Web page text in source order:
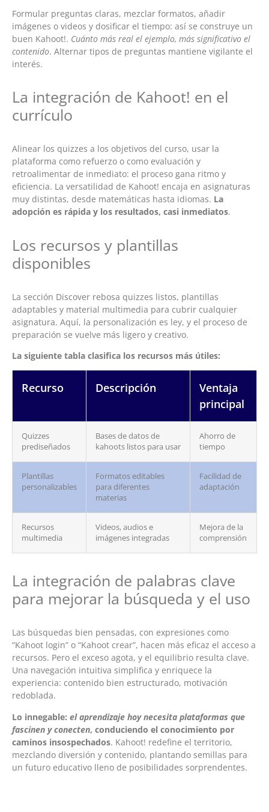
Formular preguntas claras, mezclar formatos, añadir
imágenes o videos y dosificar el tiempo: así se construye un
buen Kahoot!. Cuánto más real el ejemplo, más significativo el
contenido. Alternar tipos de preguntas mantiene vigilante el
interés.
La integración de Kahoot! en el
currículo
Alinear los quizzes a los objetivos del curso, usar la
plataforma como refuerzo o como evaluación y
retroalimentar de inmediato: el proceso gana ritmo y
eficiencia. La versatilidad de Kahoot! encaja en asignaturas
muy distintas, desde matemáticas hasta idiomas. La
adopción es rápida y los resultados, casi inmediatos.
Los recursos y plantillas
disponibles
La sección Discover rebosa quizzes listos, plantillas
adaptables y material multimedia para cubrir cualquier
asignatura. Aquí, la personalización es ley, y el proceso de
preparación se vuelve más ligero y creativo.
La siguiente tabla clasifica los recursos más útiles:
Recurso Descripción
Ventaja
principal
Quizzes
prediseñados
Bases de datos de
kahoots listos para usar
Ahorro de
tiempo
Plantillas
personalizables
Formatos editables
para diferentes
materias
Facilidad de
adaptación
Recursos
multimedia
Videos, audios e
imágenes integradas
Mejora de la
comprensión
La integración de palabras clave
para mejorar la búsqueda y el uso
Las búsquedas bien pensadas, con expresiones como
“Kahoot login” o “Kahoot crear”, hacen más eficaz el acceso a
recursos. Pero el exceso agota, y el equilibrio resulta clave.
Una navegación intuitiva simplifica y enriquece la
experiencia: contenido bien estructurado, motivación
redoblada.
Lo innegable: el aprendizaje hoy necesita plataformas que
fascinen y conecten, conduciendo el conocimiento por
caminos insospechados. Kahoot! redefine el territorio,
mezclando diversión y contenido, plantando semillas para
un futuro educativo lleno de posibilidades sorprendentes.